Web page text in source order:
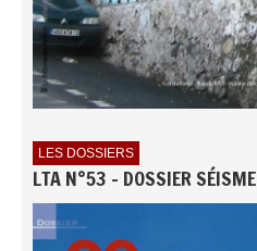
LES DOSSIERS
LTA N°53 - DOSSIER SÉISME